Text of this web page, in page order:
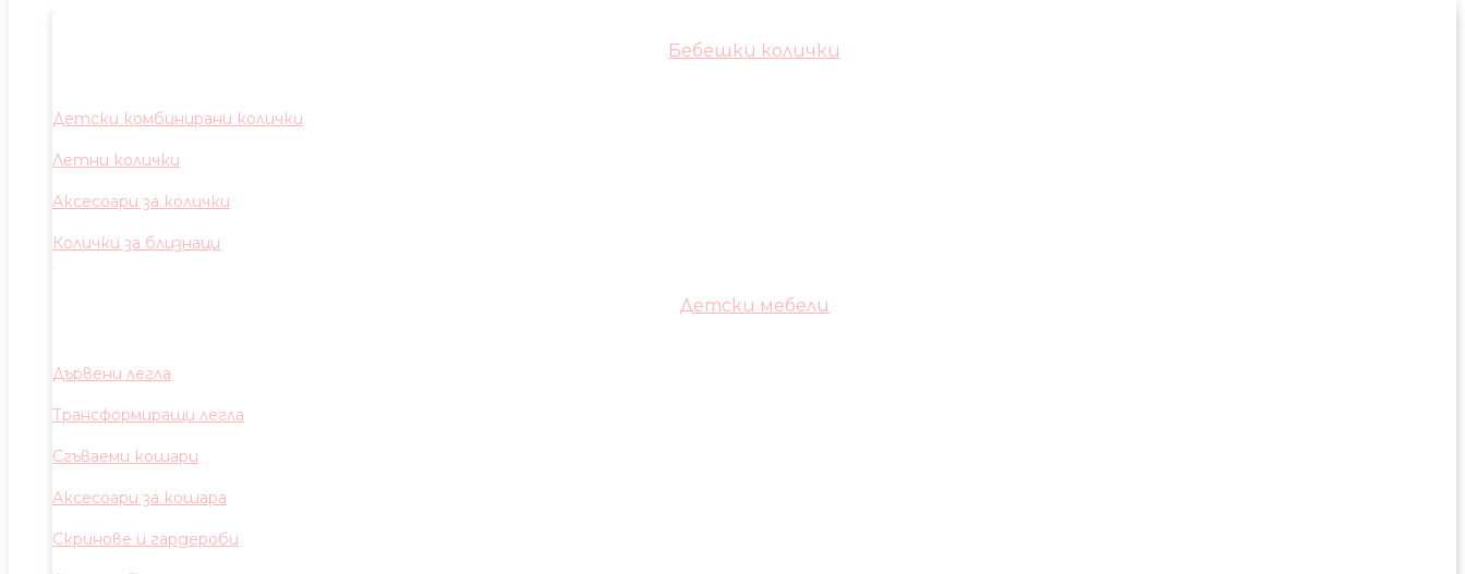
Бебешки колички
Детски комбинирани колички
Летни колички
Аксесоари за колички
Колички за близнаци
Детски мебели
Дървени легла
Трансформиращи легла
Сгъваеми кошари
Аксесоари за кошара
Скринове и гардероби